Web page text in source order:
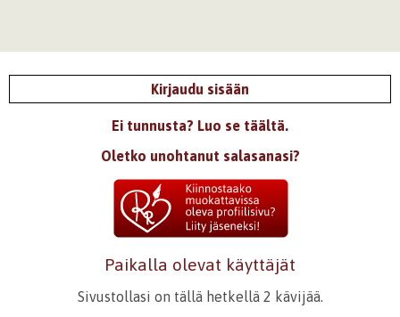
Kirjaudu sisään
Ei tunnusta? Luo se täältä.
Oletko unohtanut salasanasi?
Paikalla olevat käyttäjät
Sivustollasi on tällä hetkellä 2 kävijää.